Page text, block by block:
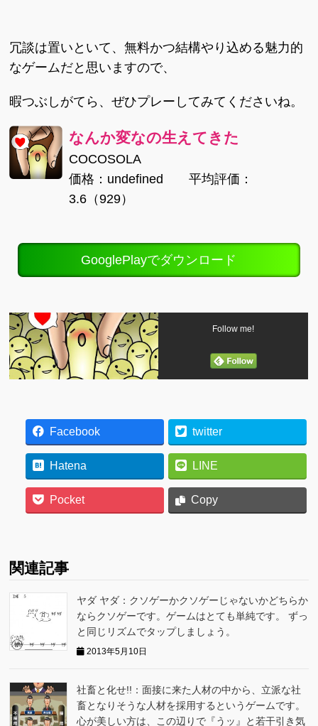
冗談は置いといて、無料かつ結構やり込める魅力的
なゲームだと思いますので、
暇つぶしがてら、ぜひプレーしてみてくださいね。
なんか変なの生えてきた
COCOSOLA
価格：undefined 平均評価：
3.6（929）
GooglePlayでダウンロード
Follow me!
Facebook twitter
Hatena LINE
Pocket Copy
関連記事
ヤダ ヤダ：クソゲーかクソゲーじゃないかどちらか
ならクソゲーです。ゲームはとても単純です。 ずっ
と同じリズムでタップしましょう。
2013年5月10日
社畜と化せ!!：面接に来た人材の中から、立派な社
畜となりそうな人材を採用するというゲームです。
心が美しい方は、この辺りで『うッ』と若干引き気